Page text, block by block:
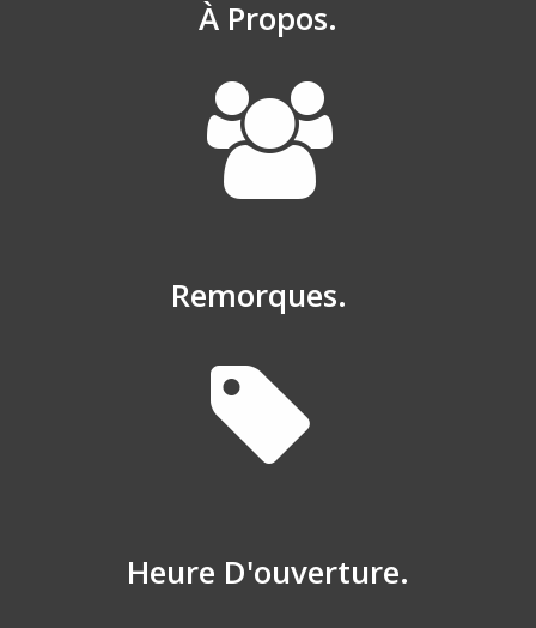
À Propos.
Remorques.
Heure D'ouverture.